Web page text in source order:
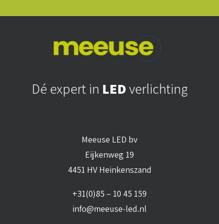
Dé expert in LEDverlichting
Meeuse LED bv
Eijkenweg 19
4451 HV Heinkenszand
+31(0)85 – 10 45 159
info@meeuse-led.nl